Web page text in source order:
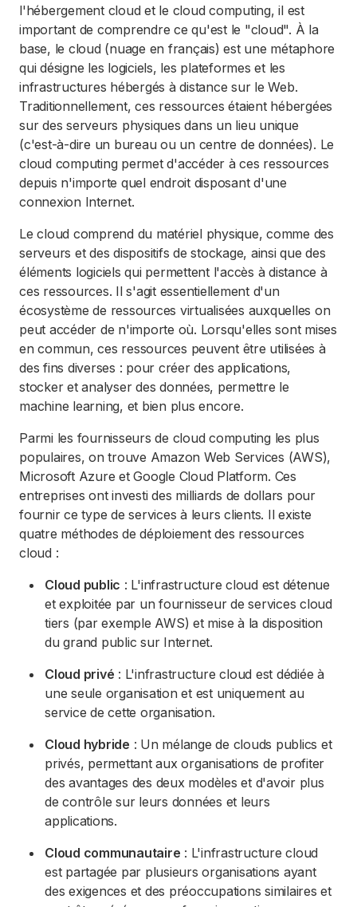
l'hébergement cloud et le cloud computing, il est
important de comprendre ce qu'est le "cloud". À la
base, le cloud (nuage en français) est une métaphore
qui désigne les logiciels, les plateformes et les
infrastructures hébergés à distance sur le Web.
Traditionnellement, ces ressources étaient hébergées
sur des serveurs physiques dans un lieu unique
(c'est-à-dire un bureau ou un centre de données). Le
cloud computing permet d'accéder à ces ressources
depuis n'importe quel endroit disposant d'une
connexion Internet.
Le cloud comprend du matériel physique, comme des
serveurs et des dispositifs de stockage, ainsi que des
éléments logiciels qui permettent l'accès à distance à
ces ressources. Il s'agit essentiellement d'un
écosystème de ressources virtualisées auxquelles on
peut accéder de n'importe où. Lorsqu'elles sont mises
en commun, ces ressources peuvent être utilisées à
des fins diverses : pour créer des applications,
stocker et analyser des données, permettre le
machine learning, et bien plus encore.
Parmi les fournisseurs de cloud computing les plus
populaires, on trouve Amazon Web Services (AWS),
Microsoft Azure et Google Cloud Platform. Ces
entreprises ont investi des milliards de dollars pour
fournir ce type de services à leurs clients. Il existe
quatre méthodes de déploiement des ressources
cloud :
Cloud public : L'infrastructure cloud est détenue
et exploitée par un fournisseur de services cloud
tiers (par exemple AWS) et mise à la disposition
du grand public sur Internet.
Cloud privé : L'infrastructure cloud est dédiée à
une seule organisation et est uniquement au
service de cette organisation.
Cloud hybride : Un mélange de clouds publics et
privés, permettant aux organisations de profiter
des avantages des deux modèles et d'avoir plus
de contrôle sur leurs données et leurs
applications.
Cloud communautaire : L'infrastructure cloud
est partagée par plusieurs organisations ayant
des exigences et des préoccupations similaires et